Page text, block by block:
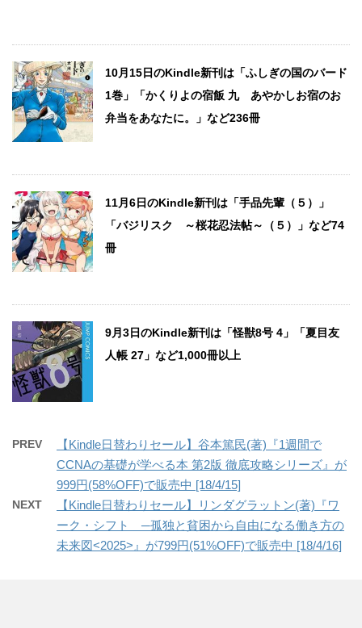
10月15日のKindle新刊は「ふしぎの国のバード
1巻」「かくりよの宿飯 九 あやかしお宿のお
弁当をあなたに。」など236冊
11月6日のKindle新刊は「手品先輩（５）」
「バジリスク ～桜花忍法帖～（５）」など74
冊
9月3日のKindle新刊は「怪獣8号 4」「夏目友
人帳 27」など1,000冊以上
PREV
【Kindle日替わりセール】谷本篤民(著)『1週間で
CCNAの基礎が学べる本 第2版 徹底攻略シリーズ』が
999円(58%OFF)で販売中 [18/4/15]
NEXT
【Kindle日替わりセール】リンダグラットン(著)『ワ
ーク・シフト ─孤独と貧困から自由になる働き方の
未来図<2025>』が799円(51%OFF)で販売中 [18/4/16]